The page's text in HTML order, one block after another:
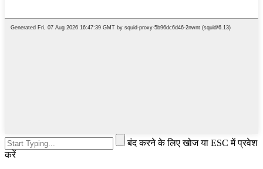
बंद करने के लिए खोज या ESC में प्रवेश
करें